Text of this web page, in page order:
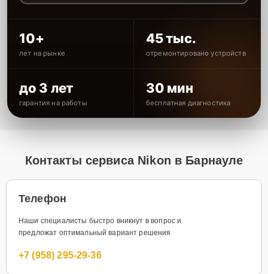
10+
лет на рынке
45 тыс.
отремонтировано устройств
до 3 лет
гарантия на работы
30 мин
бесплатная диагностика
Контакты сервиса Nikon в Барнауле
Телефон
Наши специалисты быстро вникнут в вопрос и
предложат оптимальный вариант решения
+7 (958) 295-29-36